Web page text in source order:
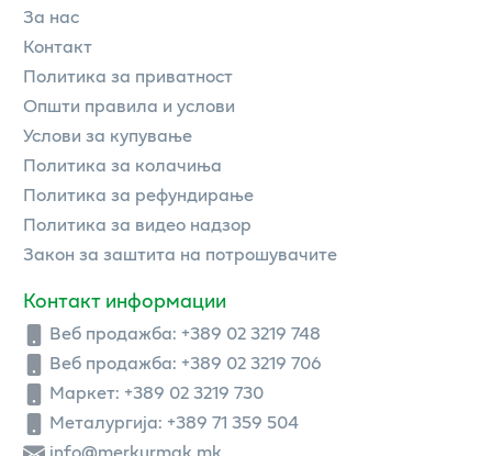
За нас
Контакт
Политика за приватност
Општи правила и услови
Услови за купување
Политика за колачиња
Политика за рефундирање
Политика за видео надзор
Закон за заштита на потрошувачите
Контакт информации
Веб продажба: +389 02 3219 748
Веб продажба: +389 02 3219 706
Маркет: +389 02 3219 730
Металургија: +389 71 359 504